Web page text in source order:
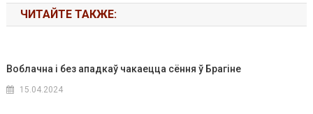
ЧИТАЙТЕ ТАКЖЕ:
Воблачна і без ападкаў чакаецца сёння ў Брагіне
15.04.2024